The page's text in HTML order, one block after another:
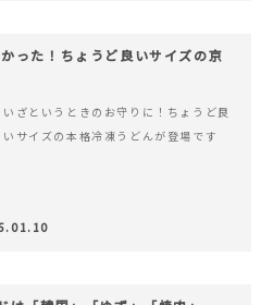
った！ちょうど良いサイズの京
いざというときのお守りに！ちょうど良
いサイズの本格冷凍うどんが登場です